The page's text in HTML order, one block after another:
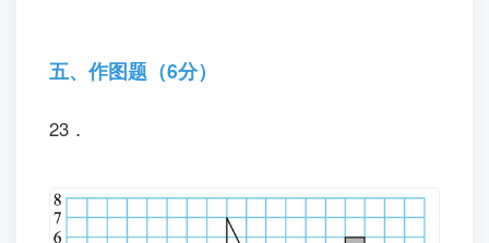
五、作图题（6分）
23．